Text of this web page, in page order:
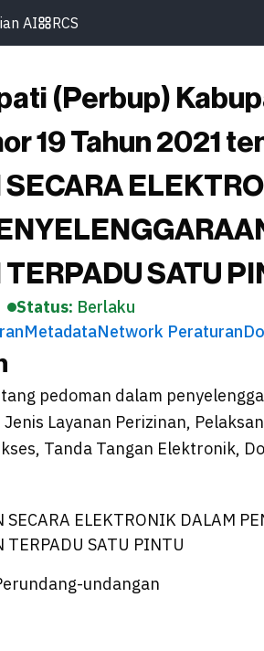
AI RCS
(Perbup)
19 Tahun 2021
SATU
Status: Berlaku
MetadataNetwork Peraturan
pedoman dalam
Layanan Perizinan,
Tanda Tangan Elektronik,
SECARA ELEKTRONIK DALAM
TERPADU SATU PINTU
undangan